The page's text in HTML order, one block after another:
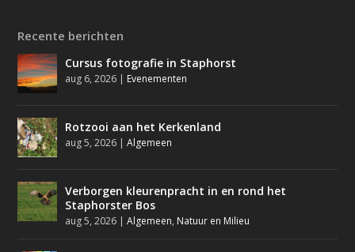
Recente berichten
Cursus fotografie in Staphorst
aug 6, 2026 | Evenementen
Rotzooi aan het Kerkenland
aug 5, 2026 |Algemeen
Verborgen kleurenpracht in en rond het
Staphorster Bos
aug 5, 2026 |Algemeen, Natuur en Milieu